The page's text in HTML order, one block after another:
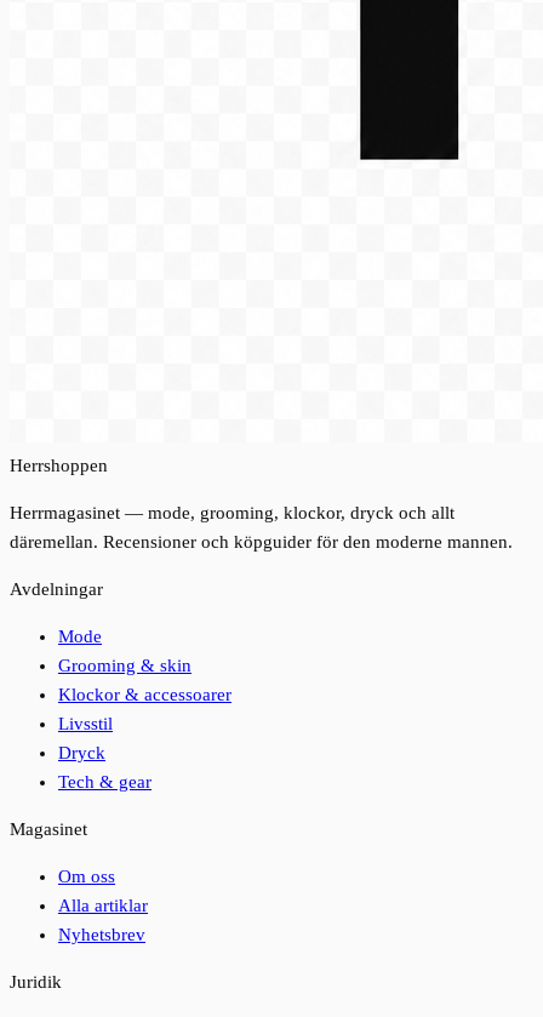
Herrshoppen
Herrmagasinet — mode, grooming, klockor, dryck och allt
däremellan. Recensioner och köpguider för den moderne mannen.
Avdelningar
Mode
Grooming & skin
Klockor & accessoarer
Livsstil
Dryck
Tech & gear
Magasinet
Om oss
Alla artiklar
Nyhetsbrev
Juridik